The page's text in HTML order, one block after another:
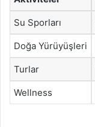
Su Sporları
Doğa Yürüyüşleri
Turlar
Wellness